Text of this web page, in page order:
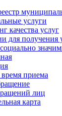
услуги
качества услуг
для получения
приема
лиц
карта